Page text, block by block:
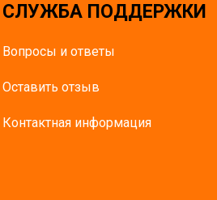
СЛУЖБА ПОДДЕРЖКИ
Вопросы и ответы
Оставить отзыв
Контактная информация